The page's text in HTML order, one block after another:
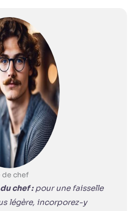
de chef
chef :pour une faisselle
légère, incorporez-y